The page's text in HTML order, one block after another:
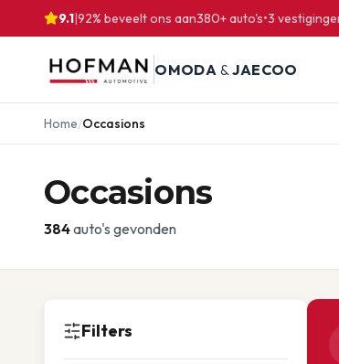
9.1|92% beveelt ons aan380+ auto's•3
OMODA &JAECOO
Home/Occasions
Occasions
384auto's gevonden
Filters